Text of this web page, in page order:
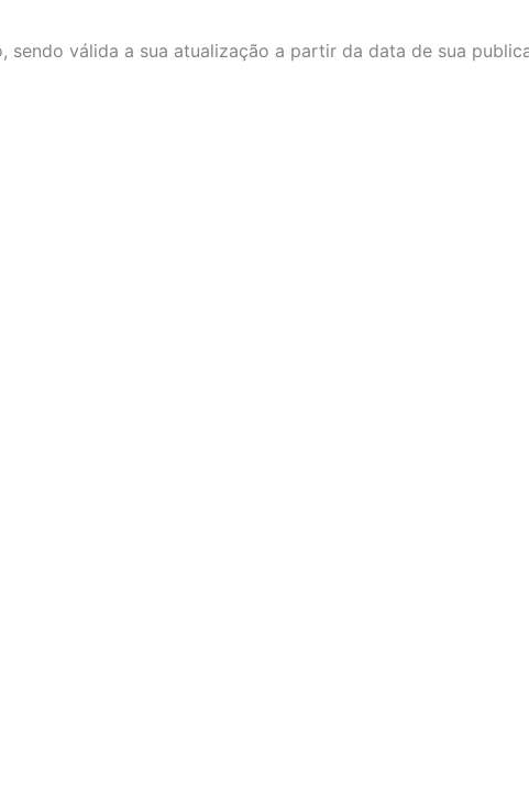
válida a sua atualização a partir da data de sua